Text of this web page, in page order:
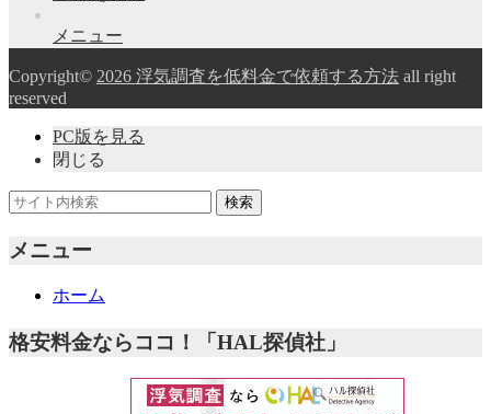
メニュー
Copyright© 2026 浮気調査を低料金で依頼する方法 all right
reserved
PC版を見る
閉じる
メニュー
ホーム
格安料金ならココ！「HAL探偵社」